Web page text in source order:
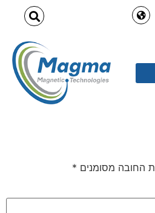
החובה מסומנים *